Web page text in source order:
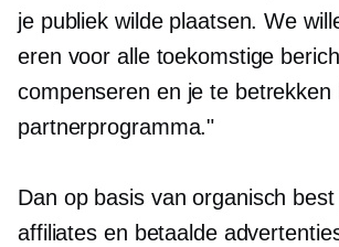
je publiek wilde plaatsen. We
eren voor alle toekomstige
compenseren en je te betrekken
partnerprogramma."
Dan op basis van organisch
affiliates en betaalde